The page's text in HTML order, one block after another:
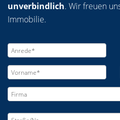
unverbindlich. Wir freuen
Immobilie.